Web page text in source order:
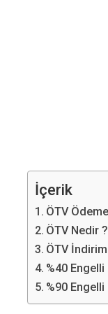
İçerik
ÖTV
ÖTV Nedir ?
ÖTV
%40 Engelli
%90 Engelli